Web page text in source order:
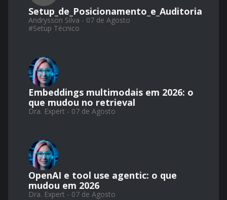
Setup_de_Posicionamento_e_Auditoria
Andrysson Silva - 07 de Agosto
#Setup Técnico
Embeddings multimodais em 2026: o
que mudou no retrieval
Dra. Expert - 07 de Agosto
OpenAI e tool use agentic: o que
mudou em 2026
Dra. Expert - 07 de Agosto